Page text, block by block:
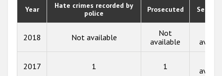
2017
Year
Hate crimes recorded by
police
Prosecuted
2018 Not available
Not
available
2017 1 1